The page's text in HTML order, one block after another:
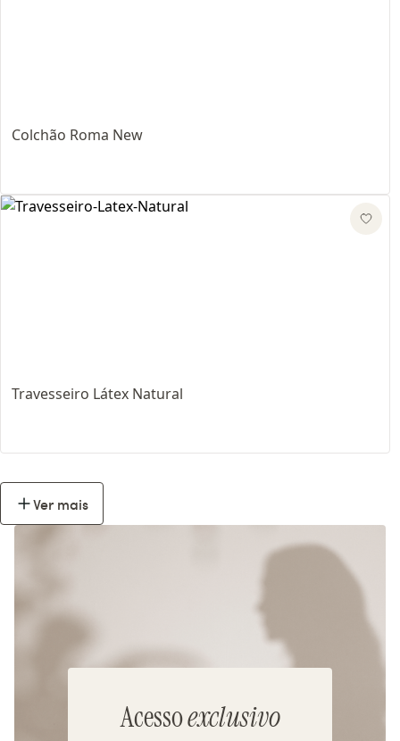
Colchão Roma New
Travesseiro Látex Natural
Ver mais
Acessoexclusivo